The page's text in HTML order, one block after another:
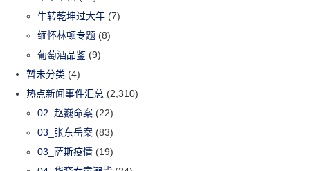
牛转乾坤过大年 (7)
缅怀林顿专题 (8)
葡萄酒品鉴 (9)
暂未分类 (4)
热点新闻事件汇总 (2,310)
02_赵巍命案 (22)
03_张东岳案 (83)
03_萨斯疫情 (19)